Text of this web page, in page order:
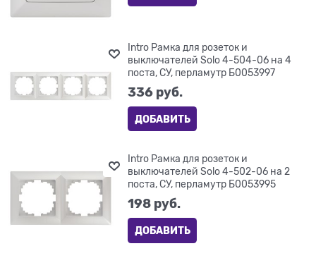
Intro Рамка для розеток и
выключателей Solo 4-504-06 на 4
поста, СУ, перламутр Б0053997
336 руб.
ДОБАВИТЬ
Intro Рамка для розеток и
выключателей Solo 4-502-06 на 2
поста, СУ, перламутр Б0053995
198 руб.
ДОБАВИТЬ